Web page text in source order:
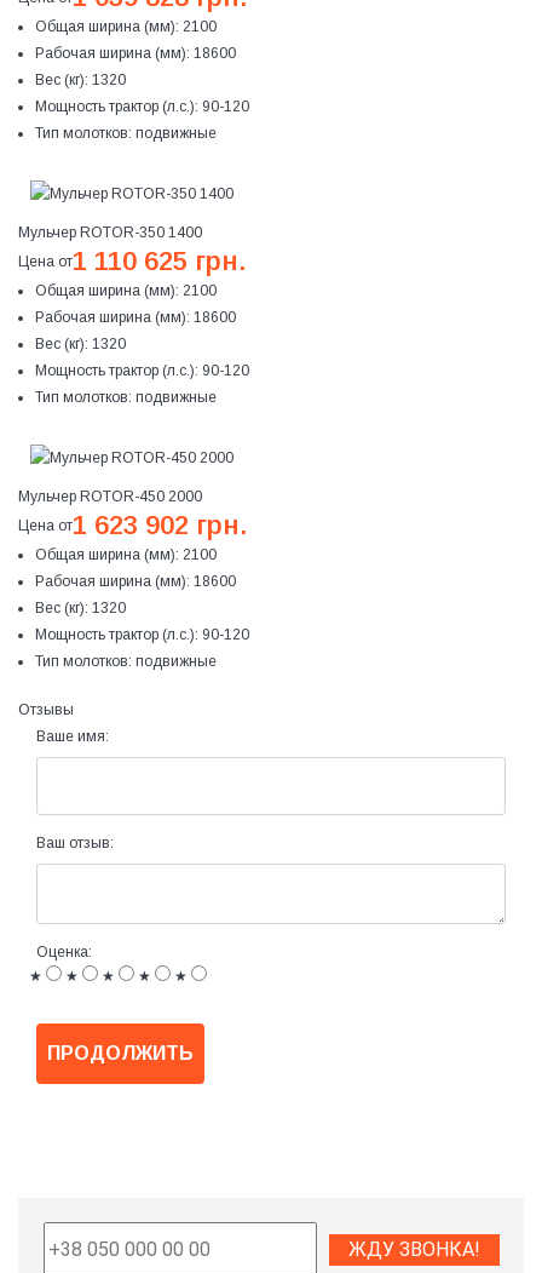
Общая ширина (мм): 2100
Рабочая ширина (мм): 18600
Вес (кг): 1320
Мощность трактор (л.с.): 90-120
Тип молотков: подвижные
Мульчер ROTOR-350 1400
Цена от1 110 625 грн.
Общая ширина (мм): 2100
Рабочая ширина (мм): 18600
Вес (кг): 1320
Мощность трактор (л.с.): 90-120
Тип молотков: подвижные
Мульчер ROTOR-450 2000
Цена от1 623 902 грн.
Общая ширина (мм): 2100
Рабочая ширина (мм): 18600
Вес (кг): 1320
Мощность трактор (л.с.): 90-120
Тип молотков: подвижные
Отзывы
Ваше имя:
Ваш отзыв:
Оценка:
★
★
★
★
★
ПРОДОЛЖИТЬ